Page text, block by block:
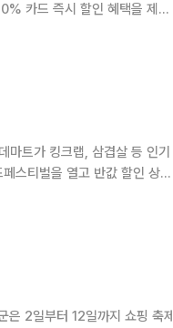
카드 즉시 할인 혜택을 제공
마트가 킹크랩, 삼겹살 등 인기